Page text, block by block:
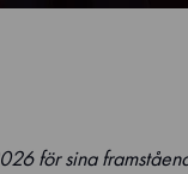
för sina